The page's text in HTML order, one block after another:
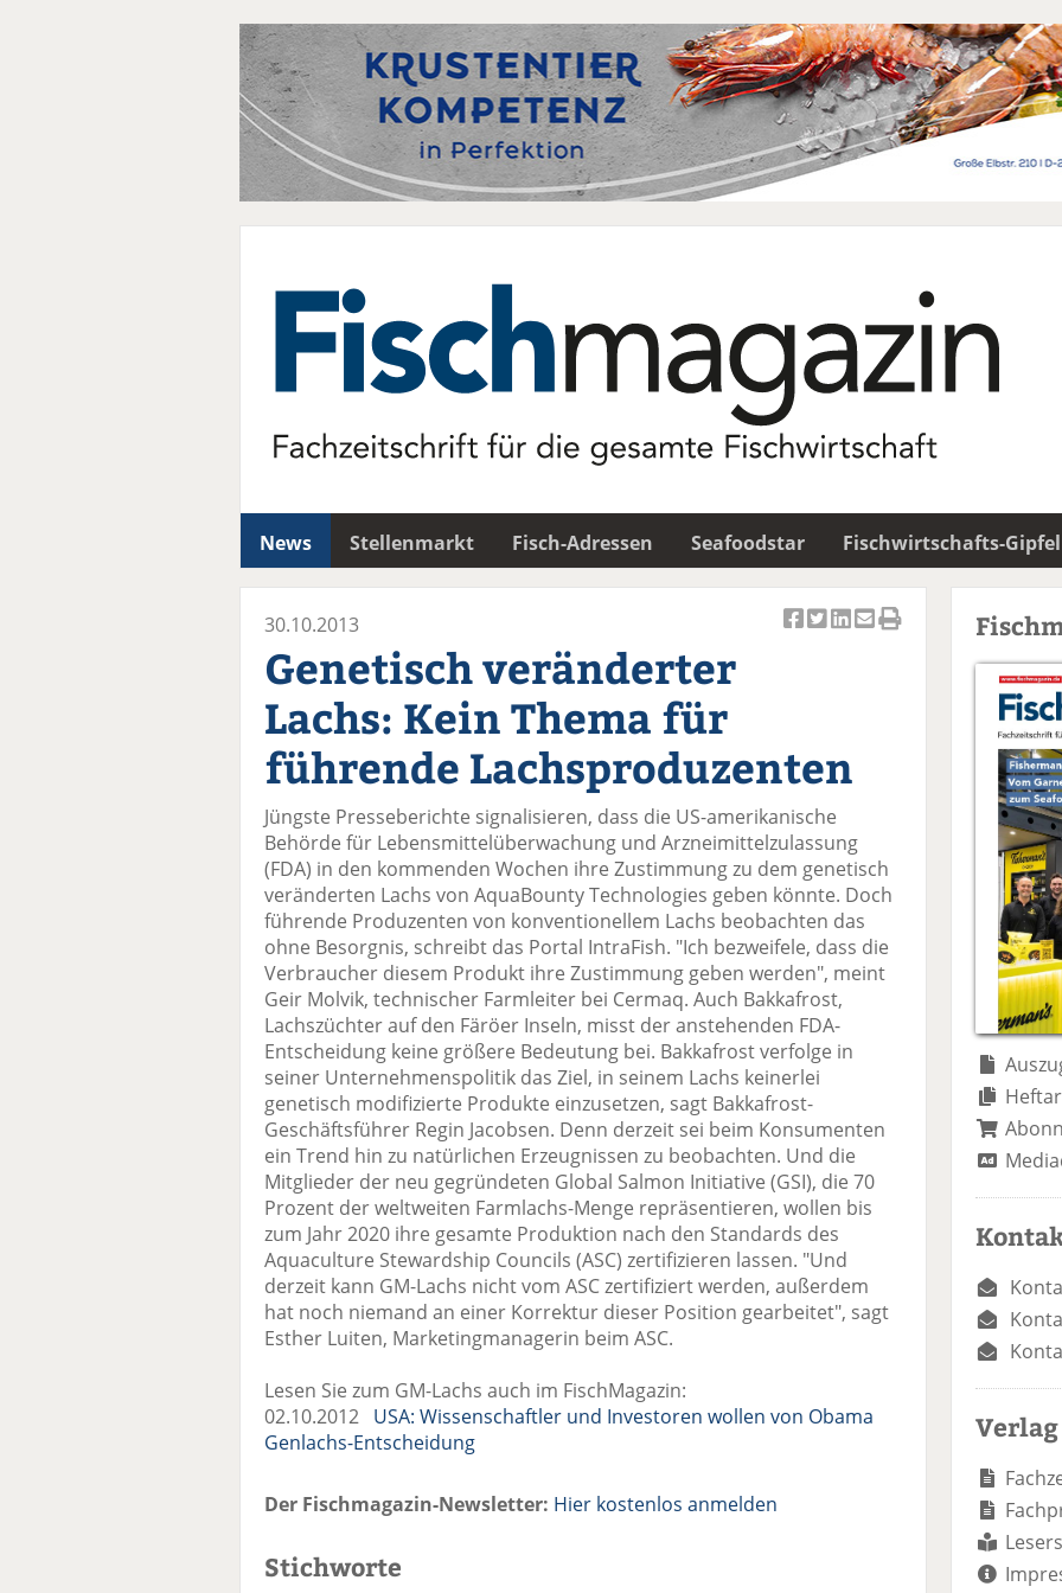
News Stellenmarkt Fisch-Adressen Seafoodstar Fischwirtschafts-Gipfel
a
uf
ac
e
b
o
o
k
te
il
e
n
wi
tt
er
n
uf
n
k
e
di
n
te
il
e
n
ai
l
v
er
se
n
n
30.10.2013
Genetisch veränderter
Lachs: Kein Thema für
führende Lachsproduzenten
Jüngste Presseberichte signalisieren, dass die US-amerikanische
Behörde für Lebensmittelüberwachung und Arzneimittelzulassung
(FDA) in den kommenden Wochen ihre Zustimmung zu dem genetisch
veränderten Lachs von AquaBounty Technologies geben könnte. Doch
führende Produzenten von konventionellem Lachs beobachten das
ohne Besorgnis, schreibt das Portal IntraFish. "Ich bezweifele, dass die
Verbraucher diesem Produkt ihre Zustimmung geben werden", meint
Geir Molvik, technischer Farmleiter bei Cermaq. Auch Bakkafrost,
Lachszüchter auf den Färöer Inseln, misst der anstehenden FDA-
Entscheidung keine größere Bedeutung bei. Bakkafrost verfolge in
seiner Unternehmenspolitik das Ziel, in seinem Lachs keinerlei
genetisch modifizierte Produkte einzusetzen, sagt Bakkafrost-
Geschäftsführer Regin Jacobsen. Denn derzeit sei beim Konsumenten
ein Trend hin zu natürlichen Erzeugnissen zu beobachten. Und die
Mitglieder der neu gegründeten Global Salmon Initiative (GSI), die 70
Prozent der weltweiten Farmlachs-Menge repräsentieren, wollen bis
zum Jahr 2020 ihre gesamte Produktion nach den Standards des
Aquaculture Stewardship Councils (ASC) zertifizieren lassen. "Und
derzeit kann GM-Lachs nicht vom ASC zertifiziert werden, außerdem
hat noch niemand an einer Korrektur dieser Position gearbeitet", sagt
Esther Luiten, Marketingmanagerin beim ASC.
Lesen Sie zum GM-Lachs auch im FischMagazin:
02.10.2012 USA: Wissenschaftler und Investoren wollen von Obama
Genlachs-Entscheidung
Der Fischmagazin-Newsletter: Hier kostenlos anmelden
Stichworte
Verlag